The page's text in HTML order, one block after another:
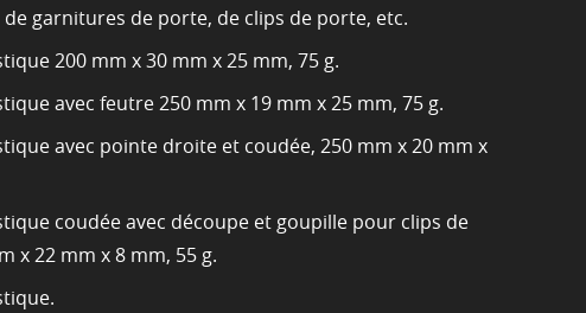
garnitures de porte, de clips de porte, etc.
200 mm x 30 mm x 25 mm, 75 g.
avec feutre 250 mm x 19 mm x 25 mm, 75 g.
avec pointe droite et coudée, 250 mm x 20 mm x
coudée avec découpe et goupille pour clips de
x 22 mm x 8 mm, 55 g.